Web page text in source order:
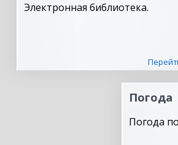
Электронная библиотека.
Погода
Погода